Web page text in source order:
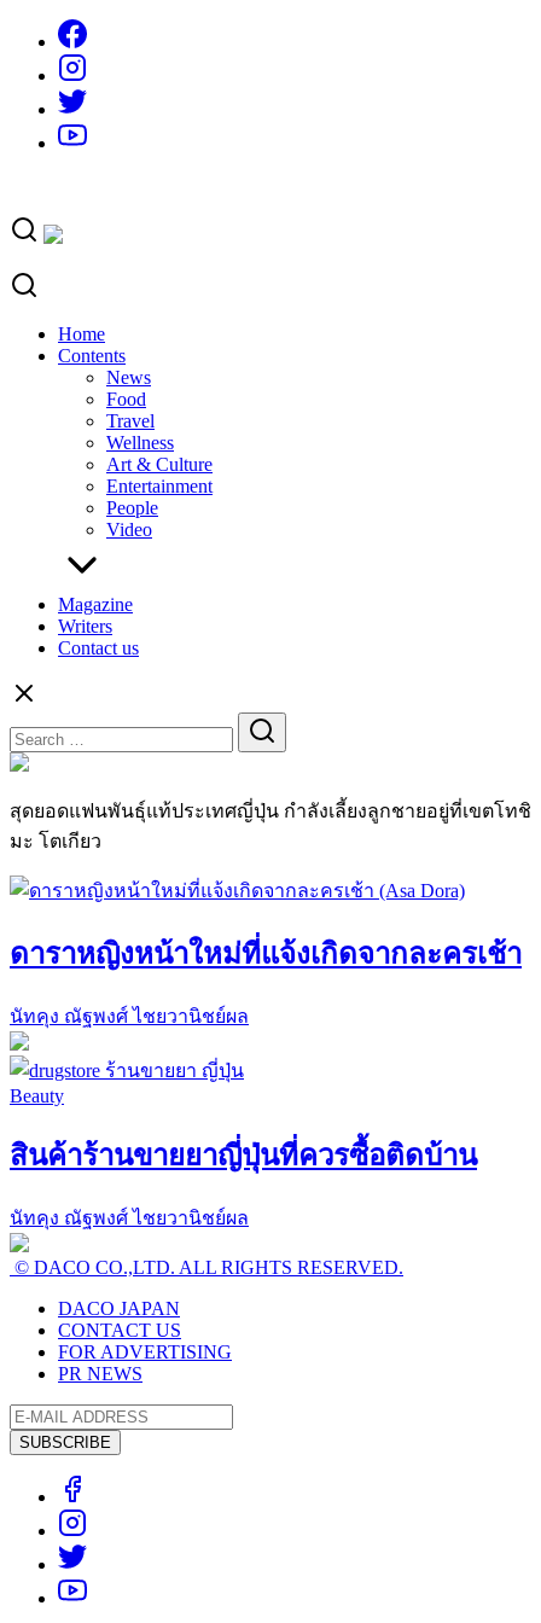
content
Home
Contents
News
Food
Travel
Wellness
Art & Culture
Entertainment
People
Video
Magazine
Writers
Contact us
for:
สุดยอดแฟนพันธุ์แท้ประเทศญี่ปุ่น กำลังเลี้ยงลูกชายอยู่ที่เขตโทชิ
มะ โตเกียว
ดาราหญิงหน้าใหม่ที่แจ้งเกิดจากละครเช้า
นัทคุง ณัฐพงศ์ ไชยวานิชย์ผล
Beauty
สินค้าร้านขายยาญี่ปุ่นที่ควรซื้อติดบ้าน
นัทคุง ณัฐพงศ์ ไชยวานิชย์ผล
© DACO CO.,LTD. ALL RIGHTS RESERVED.
DACO JAPAN
CONTACT US
FOR ADVERTISING
PR NEWS